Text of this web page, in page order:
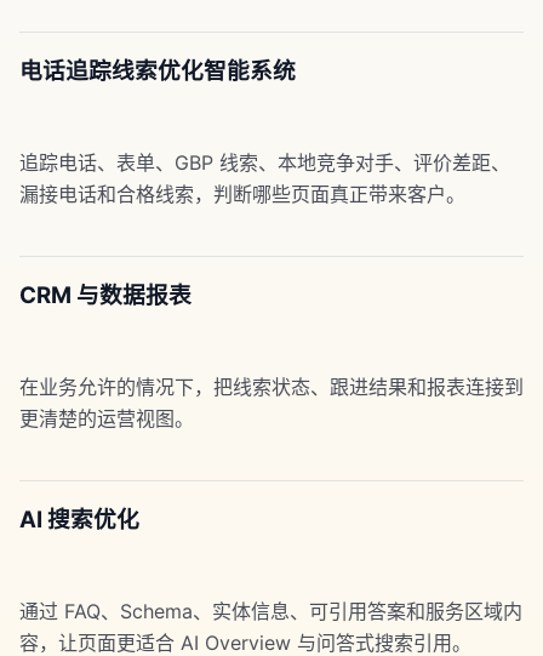
电话追踪线索优化智能系统
追踪电话、表单、GBP 线索、本地竞争对手、评价差距、
漏接电话和合格线索，判断哪些页面真正带来客户。
CRM 与数据报表
在业务允许的情况下，把线索状态、跟进结果和报表连接到
更清楚的运营视图。
AI 搜索优化
通过 FAQ、Schema、实体信息、可引用答案和服务区域内
容，让页面更适合 AI Overview 与问答式搜索引用。